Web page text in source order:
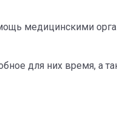
медицинскими
для них время, а